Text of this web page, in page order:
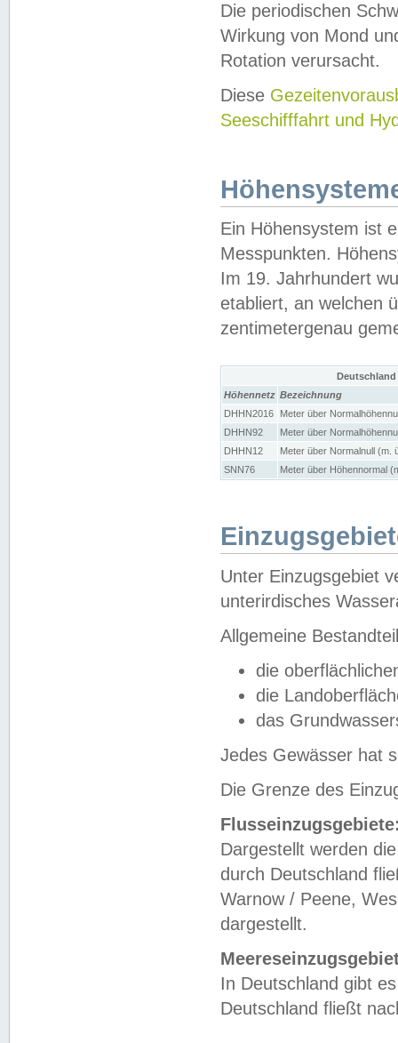
Die periodischen
Wirkung von Mond
Rotation verursacht.
Diese
Seeschifffahrt und
Ein Höhensystem ist
Messpunkten.
Im 19. Jahrhundert
etabliert, an welchen
zentimetergenau
Höhennetz Bezeichnung
DHHN2016
Meter über
DHHN92
Meter über
DHHN12
Meter über Normalnull (m.
SNN76
Meter über Höhennormal
Unter Einzugsgebiet
unterirdisches
Allgemeine
die
die
das
Jedes Gewässer hat
Die Grenze des
Dargestellt werden
durch Deutschland
Warnow / Peene,
dargestellt.
In Deutschland gibt
Deutschland fließt